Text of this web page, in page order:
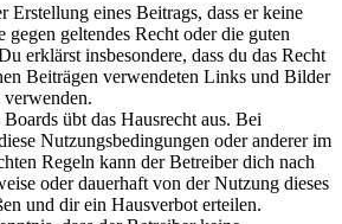
Erstellung eines Beitrags, dass er keine
gegen geltendes Recht oder die guten
erklärst insbesondere, dass du das Recht
Beiträgen verwendeten Links und Bilder
verwenden.
übt das Hausrecht aus. Bei
Nutzungsbedingungen oder anderer im
Regeln kann der Betreiber dich nach
oder dauerhaft von der Nutzung dieses
und dir ein Hausverbot erteilen.